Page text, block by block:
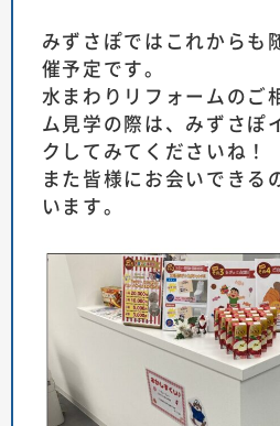
みずさぽではこれからも
催予定です。
水まわりリフォームのご
ム見学の際は、みずさぽ
クしてみてくださいね！
また皆様にお会いできる
います。